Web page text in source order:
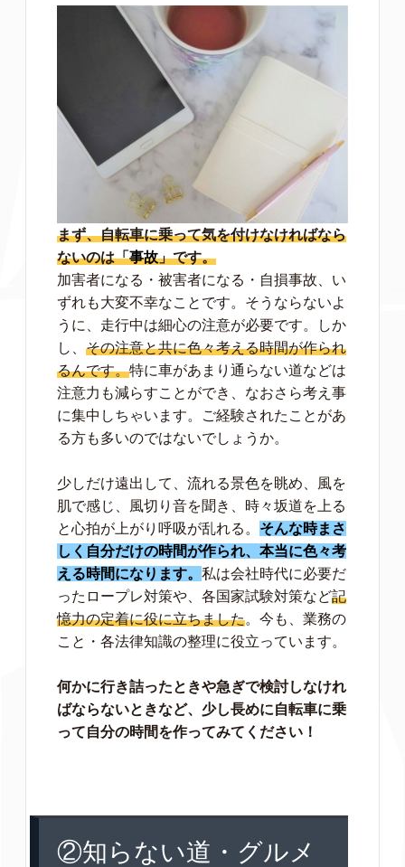
まず、自転車に乗って気を付けなければなら
ないのは「事故」です。
加害者になる・被害者になる・自損事故、い
ずれも大変不幸なことです。そうならないよ
うに、走行中は細心の注意が必要です。しか
し、その注意と共に色々考える時間が作られ
るんです。特に車があまり通らない道などは
注意力も減らすことができ、なおさら考え事
に集中しちゃいます。ご経験されたことがあ
る方も多いのではないでしょうか。
少しだけ遠出して、流れる景色を眺め、風を
肌で感じ、風切り音を聞き、時々坂道を上る
と心拍が上がり呼吸が乱れる。 そんな時まさ
しく自分だけの時間が作られ、本当に色々考
える時間になります。私は会社時代に必要だ
ったロープレ対策や、各国家試験対策など記
憶力の定着に役に立ちました。今も、業務の
こと・各法律知識の整理に役立っています。
何かに行き詰ったときや急ぎで検討しなけれ
ばならないときなど、少し長めに自転車に乗
って自分の時間を作ってみてください！
②知らない道・グルメ